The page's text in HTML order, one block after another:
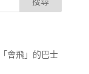
會飛」的巴士